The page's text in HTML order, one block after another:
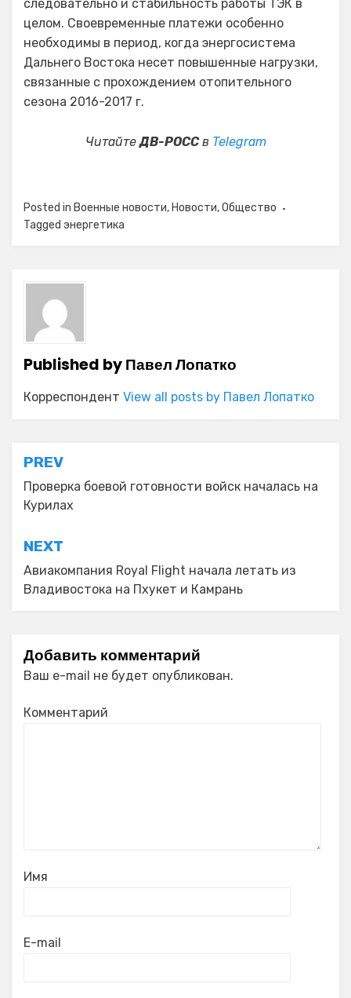
следовательно и стабильность работы ТЭК в
целом. Своевременные платежи особенно
необходимы в период, когда энергосистема
Дальнего Востока несет повышенные нагрузки,
связанные с прохождением отопительного
сезона 2016-2017 г.
ЧитайтеДВ-РОССв Telegram
Posted in Военные новости, Новости,Общество
Tagged энергетика
Published byПавел Лопатко
Корреспондент View all posts by Павел Лопатко
Навигация
по
записям
PREV
Проверка боевой готовности войск началась на
Курилах
NEXT
Авиакомпания Royal Flight начала летать из
Владивостока на Пхукет и Камрань
Добавить комментарий
Ваш e-mail не будет опубликован.
Комментарий
Имя
E-mail